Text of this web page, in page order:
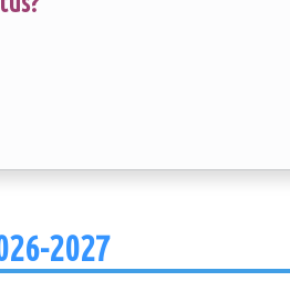
2027